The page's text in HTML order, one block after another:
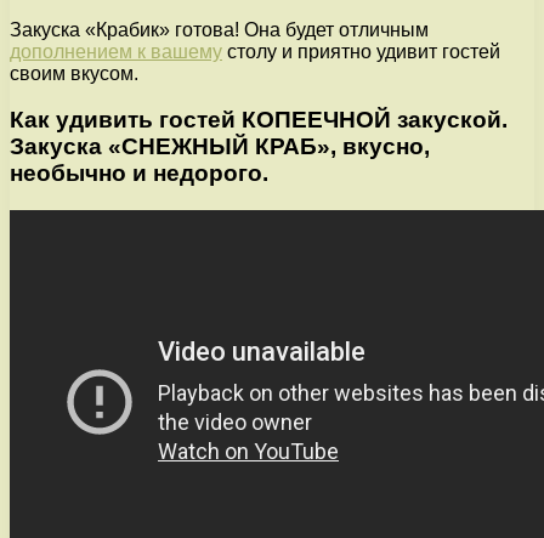
Закуска «Крабик» готова! Она будет отличным
дополнением к вашему столу и приятно удивит гостей
своим вкусом.
Как удивить гостей КОПЕЕЧНОЙ закуской.
Закуска «СНЕЖНЫЙ КРАБ», вкусно,
необычно и недорого.